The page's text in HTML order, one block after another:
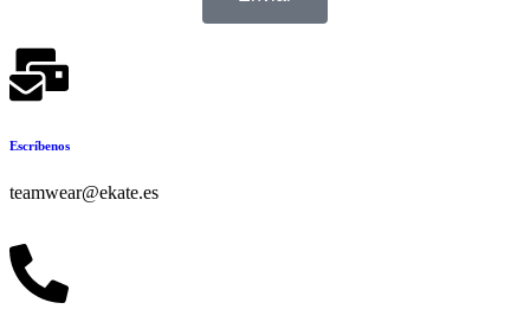
Escríbenos
teamwear@ekate.es